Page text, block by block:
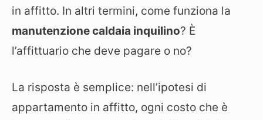
in affitto. In altri termini, come funziona la
manutenzione caldaia inquilino? È
l’affittuario che deve pagare o no?
La risposta è semplice: nell’ipotesi di
appartamento in affitto, ogni costo che è